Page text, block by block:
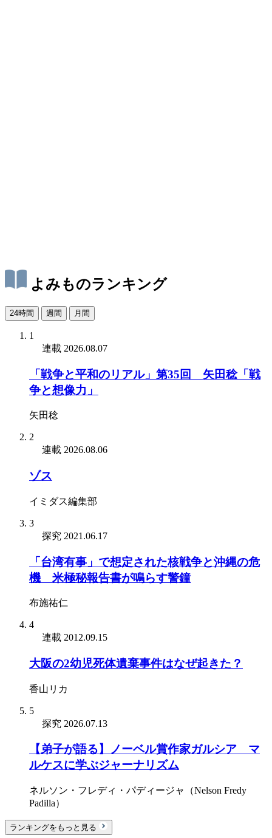
よみものランキング
24時間 週間 月間
1
連載 2026.08.07
「戦争と平和のリアル」第35回 矢田稔「戦
争と想像力」
矢田稔
2
連載 2026.08.06
ゾス
イミダス編集部
3
探究 2021.06.17
「台湾有事」で想定された核戦争と沖縄の危
機 米極秘報告書が鳴らす警鐘
布施祐仁
4
連載 2012.09.15
大阪の2幼児死体遺棄事件はなぜ起きた？
香山リカ
5
探究 2026.07.13
【弟子が語る】ノーベル賞作家ガルシア゠マ
ルケスに学ぶジャーナリズム
ネルソン・フレディ・パディージャ（Nelson Fredy
Padilla）
ランキングをもっと見る